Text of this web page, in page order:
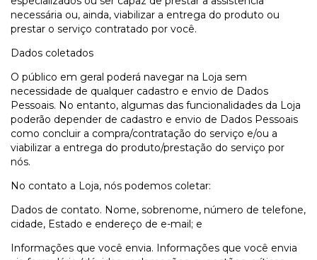
necessária ou, ainda, viabilizar a entrega do produto ou
prestar o serviço contratado por você.
Dados coletados
O público em geral poderá navegar na Loja sem
necessidade de qualquer cadastro e envio de Dados
Pessoais. No entanto, algumas das funcionalidades da Loja
poderão depender de cadastro e envio de Dados Pessoais
como concluir a compra/contratação do serviço e/ou a
viabilizar a entrega do produto/prestação do serviço por
nós.
No contato a Loja, nós podemos coletar:
Dados de contato. Nome, sobrenome, número de telefone,
cidade, Estado e endereço de e-mail; e
Informações que você envia. Informações que você envia